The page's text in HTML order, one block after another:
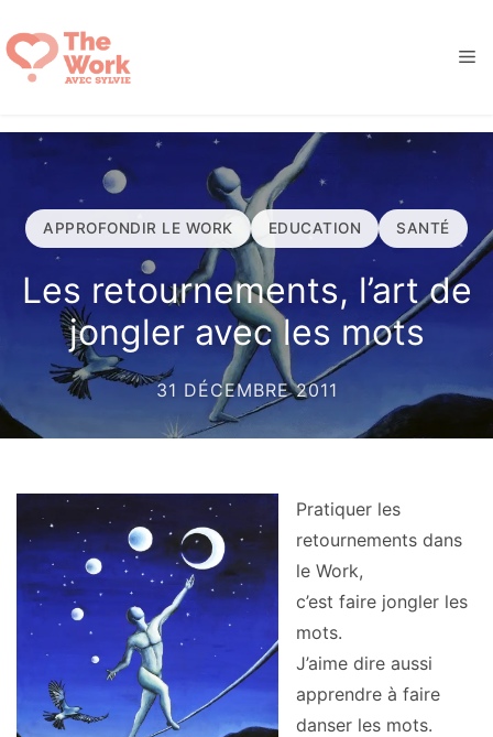
au
contenu
APPROFONDIR LE WORK EDUCATION SANTÉ
Les retournements, l’art de
jongler avec les mots
31 DÉCEMBRE 2011
Pratiquer les
retournements dans
le Work,
c’est faire jongler les
mots.
J’aime dire aussi
apprendre à faire
danser les mots.